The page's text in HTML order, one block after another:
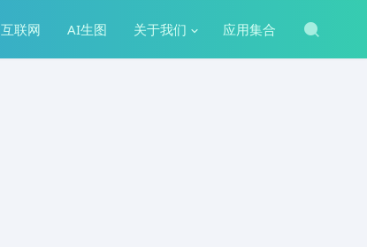
互联网 AI生图 关于我们 应用集合